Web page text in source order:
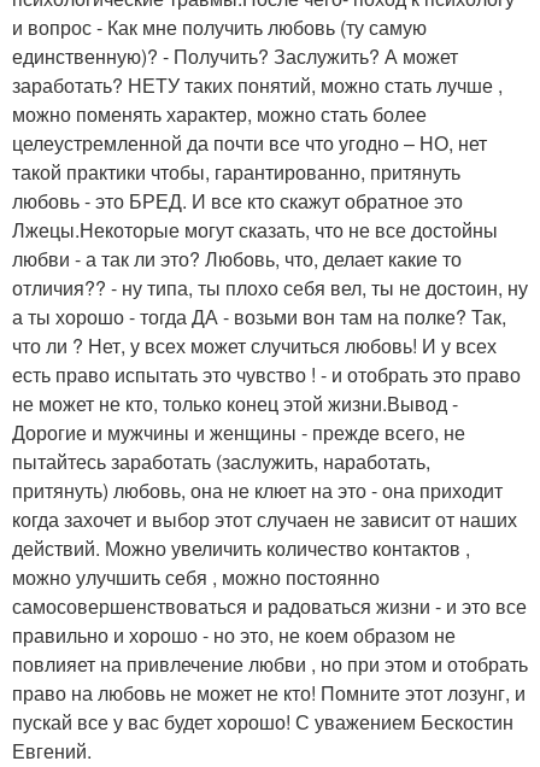
и вопрос - Как мне получить любовь (ту самую
единственную)? - Получить? Заслужить? А может
заработать? НЕТУ таких понятий, можно стать лучше ,
можно поменять характер, можно стать более
целеустремленной да почти все что угодно – НО, нет
такой практики чтобы, гарантированно, притянуть
любовь - это БРЕД. И все кто скажут обратное это
Лжецы.Некоторые могут сказать, что не все достойны
любви - а так ли это? Любовь, что, делает какие то
отличия?? - ну типа, ты плохо себя вел, ты не достоин, ну
а ты хорошо - тогда ДА - возьми вон там на полке? Так,
что ли ? Нет, у всех может случиться любовь! И у всех
есть право испытать это чувство ! - и отобрать это право
не может не кто, только конец этой жизни.Вывод -
Дорогие и мужчины и женщины - прежде всего, не
пытайтесь заработать (заслужить, наработать,
притянуть) любовь, она не клюет на это - она приходит
когда захочет и выбор этот случаен не зависит от наших
действий. Можно увеличить количество контактов ,
можно улучшить себя , можно постоянно
самосовершенствоваться и радоваться жизни - и это все
правильно и хорошо - но это, не коем образом не
повлияет на привлечение любви , но при этом и отобрать
право на любовь не может не кто! Помните этот лозунг, и
пускай все у вас будет хорошо! С уважением Бескостин
Евгений.